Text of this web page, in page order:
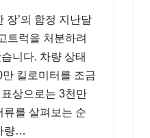
장’의 함정 지난달
트럭을 처분하려
니다. 차량 상태
킬로미터를 조금
상으로는 3천만
류를 살펴보는 순
량…